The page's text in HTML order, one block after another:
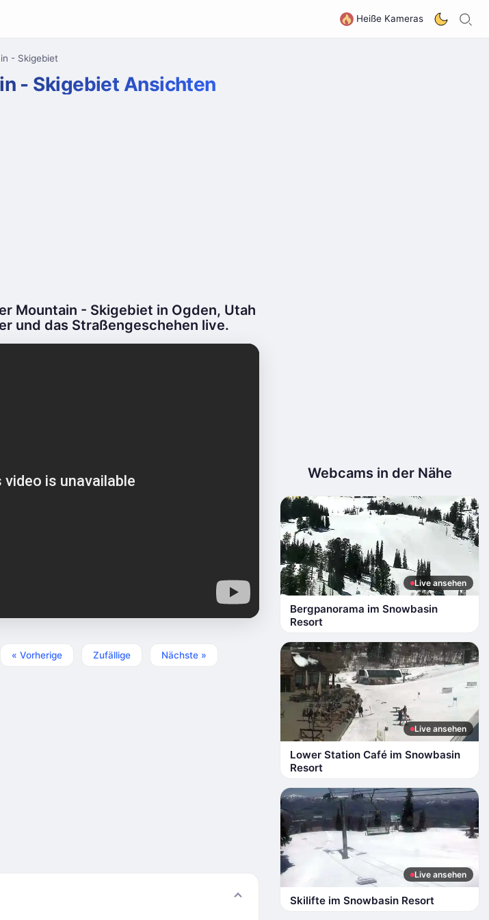
Heiße Kameras
- Skigebiet
- Skigebiet Ansichten
Mountain - Skigebiet in Ogden, Utah
und das Straßengeschehen live.
« Vorherige Zufällige Nächste »
Webcams in der Nähe
Live ansehen
Bergpanorama im Snowbasin
Resort
Live ansehen
Lower Station Café im Snowbasin
Resort
Live ansehen
Skilifte im Snowbasin Resort